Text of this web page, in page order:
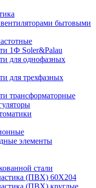
бытовыми
1Ф Soler&Palau
для однофазных
для трехфазных
трансформаторные
элементы
стали
(ПВХ) 60Х204
(ПВХ) круглые